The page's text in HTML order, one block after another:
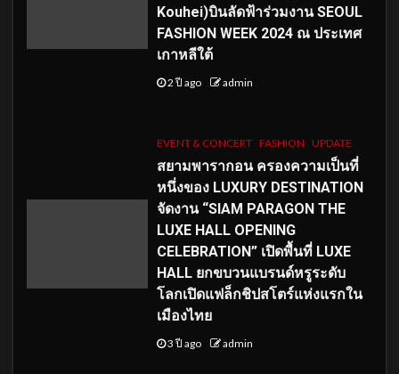
Kouhei)บินลัดฟ้าร่วมงาน SEOUL
FASHION WEEK 2024 ณ ประเทศ
เกาหลีใต้
2 ปี ago admin
EVENT & CONCERT FASHION UPDATE
สยามพารากอน ครองความเป็นที่
หนึ่งของ LUXURY DESTINATION
จัดงาน “SIAM PARAGON THE
LUXE HALL OPENING
CELEBRATION” เปิดพื้นที่ LUXE
HALL ยกขบวนแบรนด์หรูระดับ
โลกเปิดแฟล็กชิปสโตร์แห่งแรกใน
เมืองไทย
3 ปี ago admin